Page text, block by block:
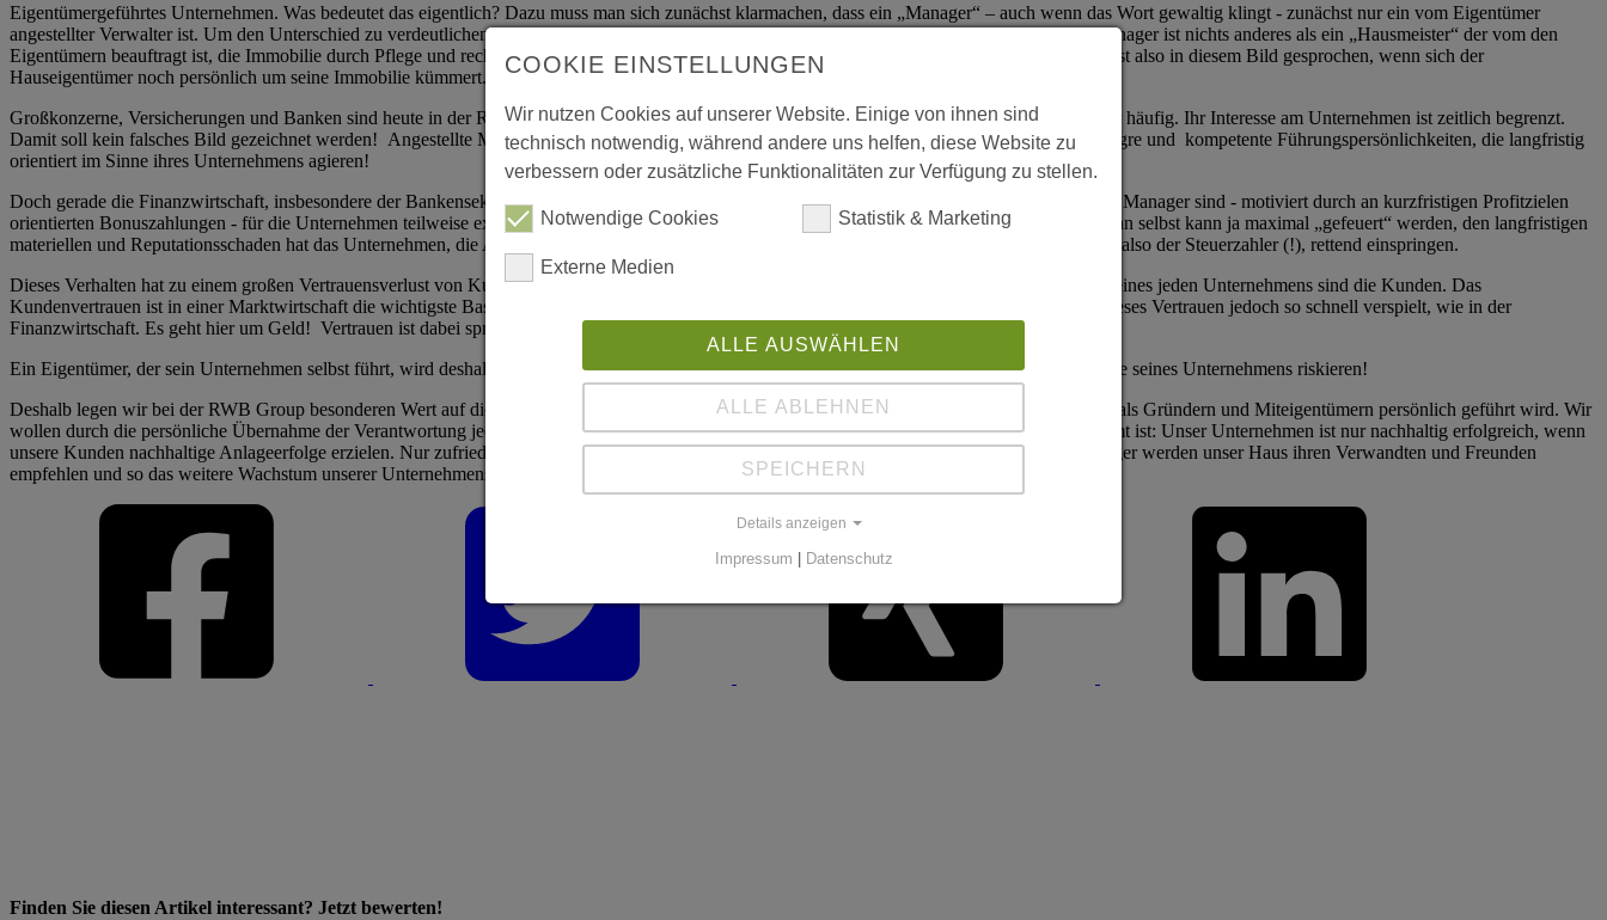
Eigentümergeführtes Unternehmen. Was bedeutet das eigentlich? Dazu muss man sich zunächst klarmachen, dass ein „Manager“ – auch wenn das Wort gewaltig klingt - zunächst nur ein vom Eigentümer
angestellter Verwalter ist. Um den Unterschied zu verdeutlichen stellen Sie sich bitte ein Unternehmen vereinfacht als große Immobilie vor. Der Manager ist nichts anderes als ein „Hausmeister“ der vom den
Eigentümern beauftragt ist, die Immobilie durch Pflege und rechtzeitige Renovierungen vorausschauend in Ordnung zu halten. Eigentümergeführt ist also in diesem Bild gesprochen, wenn sich der
Hauseigentümer noch persönlich um seine Immobilie kümmert. Der Unterschied ist gewaltig!
Großkonzerne, Versicherungen und Banken sind heute in der Regel nicht mehr eigentümergeführt. Die „Hausmeister“ wechseln mehr oder weniger häufig. Ihr Interesse am Unternehmen ist zeitlich begrenzt.
Damit soll kein falsches Bild gezeichnet werden! Angestellte Manager (z.B. Vorstände und Geschäftsführer) sind weit überwiegend erfahrene, integre und kompetente Führungspersönlichkeiten, die langfristig
orientiert im Sinne ihres Unternehmens agieren!
Doch gerade die Finanzwirtschaft, insbesondere der Bankensektor, hat in jüngster Zeit auch zahlreiche Gegenbeispiele hervorgebracht. Angestellte Manager sind - motiviert durch an kurzfristigen Profitzielen
orientierten Bonuszahlungen - für die Unternehmen teilweise existenzbedrohende Risiken eingegangen. Hauptsache man wird nicht erwischt… Man selbst kann ja maximal „gefeuert“ werden, den langfristigen
materiellen und Reputationsschaden hat das Unternehmen, die Arbeitnehmer und natürlich die Eigentümer. In vielen Fällen musste sogar der Staat, also der Steuerzahler (!), rettend einspringen.
Dieses Verhalten hat zu einem großen Vertrauensverlust von Kunden und Anlegern in die gesamte Finanzwirtschaft geführt! Doch das Fundament eines jeden Unternehmens sind die Kunden. Das
Kundenvertrauen ist in einer Marktwirtschaft die wichtigste Basis für nachhaltigen unternehmerischen Erfolg. In kaum einer anderen Branche ist dieses Vertrauen jedoch so schnell verspielt, wie in der
Finanzwirtschaft. Es geht hier um Geld! Vertrauen ist dabei sprichwörtlich der Anfang – und das Ende – von allem.
Ein Eigentümer, der sein Unternehmen selbst führt, wird deshalb niemals wegen kurzfristiger Einkommensoptimierung die langfristigen Fundamente seines Unternehmens riskieren!
Deshalb legen wir bei der RWB Group besonderen Wert auf die Tatsache, dass unser Haus seit 1999 von uns - Horst Güdel und Norman Lemke – als Gründern und Miteigentümern persönlich geführt wird. Wir
wollen durch die persönliche Übernahme der Verantwortung jederzeit sicherstellen, dass unsere Unternehmenskultur von dieser Gewissheit bestimmt ist: Unser Unternehmen ist nur nachhaltig erfolgreich, wenn
unsere Kunden nachhaltige Anlageerfolge erzielen. Nur zufriedene Anleger werden ihr Geld auch künftig bei uns investieren. Nur zufriedene Anleger werden unser Haus ihren Verwandten und Freunden
empfehlen und so das weitere Wachstum unserer Unternehmensgruppe tragen.
Finden Sie diesen Artikel interessant? Jetzt bewerten!
COOKIE EINSTELLUNGEN
Wir nutzen Cookies auf unserer Website. Einige von ihnen sind
technisch notwendig, während andere uns helfen, diese Website zu
verbessern oder zusätzliche Funktionalitäten zur Verfügung zu stellen.
Notwendige Cookies Statistik & Marketing
Externe Medien
ALLE AUSWÄHLEN
ALLE ABLEHNEN
SPEICHERN
Details anzeigen
Impressum Datenschutz